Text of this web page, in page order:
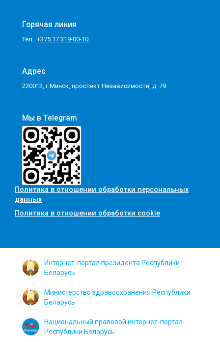
Горячая линия
Тел.: +375 17 319-00-10
Адрес
220013, г.Минск, проспект Независимости, д. 79.
Мы в Telegram
Политика в отношении обработки персональных
данных
Политика в отношении обработки cookie
Интернет-портал президента Республики
Беларусь
Министерство здравоохранения Республики
Беларусь
Национальный правовой интернет-портал
Республики Беларусь